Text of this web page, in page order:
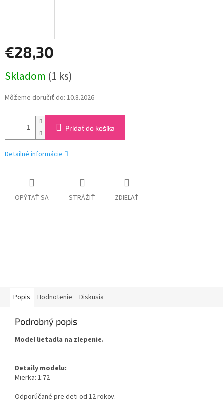
€28,30
cena:
Skladom (1 ks)
Môžeme doručiť do: 10.8.2026
Pridať do košíka
Detailné informácie
OPÝTAŤ SA STRÁŽIŤ ZDIEĽAŤ
Popis Hodnotenie Diskusia
Podrobný popis
Model lietadla na zlepenie.
Detaily modelu:
Mierka: 1:72
Odporúčané pre deti od 12 rokov.